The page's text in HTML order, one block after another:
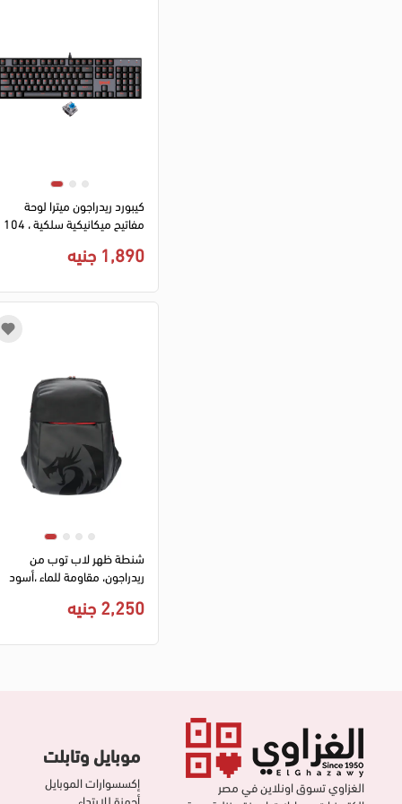
كيبورد ريدراجون ميترا لوحة
مفاتيح ميكانيكية سلكية ، 104
RGB، لون أسود، K551-1
1,890 جنيه
شنطة ظهر لاب توب من
ريدراجون، مقاومة للماء ،أسود
2,250 جنيه
الغزاوي تسوق اونلاين في مصر
موبايل وتابلت
إكسسوارات الموبايل
أجهزة للإرتداء